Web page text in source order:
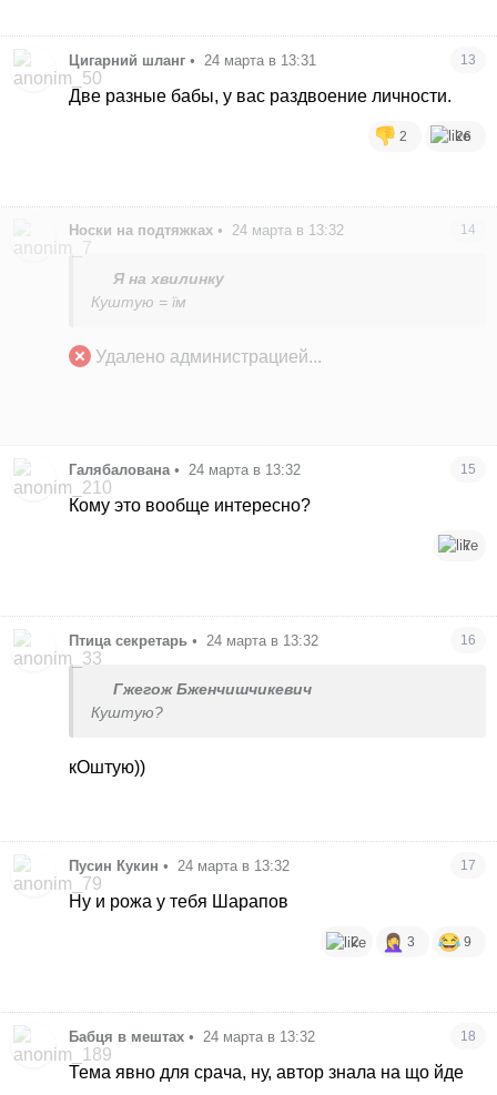
Цигарний шланг • 24 марта в 13:31 13
Две разные бабы, у вас раздвоение личности.
2 26
Носки на подтяжках • 24 марта в 13:32 14
Я на хвилинку
Куштую = їм
Удалено администрацией...
Галябалована • 24 марта в 13:32 15
Кому это вообще интересно?
7
Птица секретарь • 24 марта в 13:32 16
Гжегож Бженчишчикевич
Куштую?
кОштую))
Пусин Кукин • 24 марта в 13:32 17
Ну и рожа у тебя Шарапов
2 3 9
Бабця в мештах • 24 марта в 13:32 18
Тема явно для срача, ну, автор знала на що йде